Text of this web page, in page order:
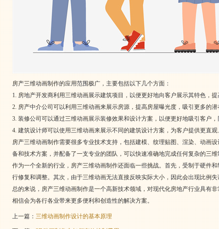
房产三维动画制作的应用范围极广，主要包括以下几个方面：
1. 房地产开发商利用三维动画展示建筑项目，以便更好地向客户展示其特色，
2. 房产中介公司可以利用三维动画来展示房源，提高房屋曝光度，吸引更多的
3. 装修公司可以通过三维动画展示装修效果和设计方案，以便更好地吸引客户
4. 建筑设计师可以使用三维动画来展示不同的建筑设计方案，为客户提供更直
房产三维动画制作需要很多专业技术支持，包括建模、纹理贴图、渲染、动画
备和技术方案，并配备了一支专业的团队，可以快速准确地完成任何复杂的三
作为一个全新的行业，房产三维动画制作还面临一些挑战。首先，受制于硬件
行修复和调整。其次，由于三维动画无法直接反映实际大小，因此会出现比例
总的来说，房产三维动画制作是一个高新技术领域，对现代化房地产行业具有
相信会为各行各业带来更多便利和创造性的解决方案。
上一篇：三维动画制作设计的基本原理